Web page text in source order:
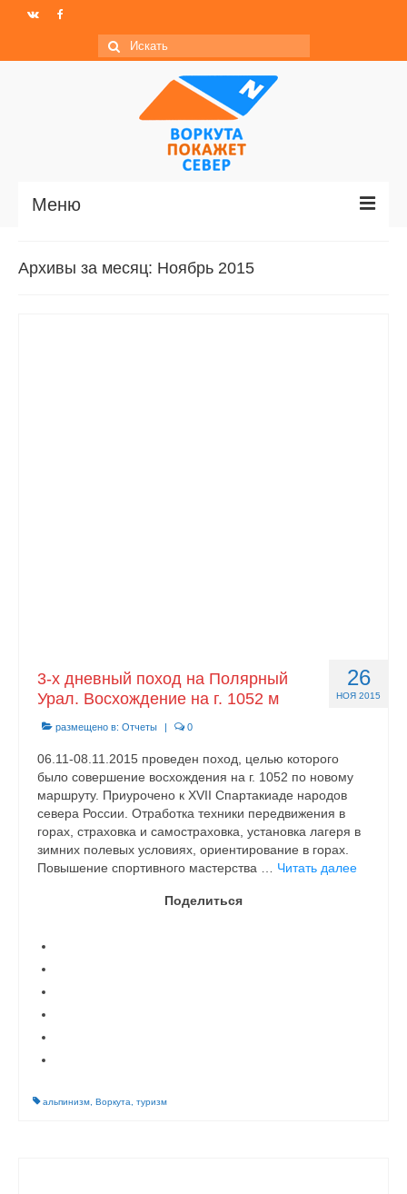
Искать:
Меню
Архивы за месяц: Ноябрь 2015
26
НОЯ 2015
3-х дневный поход на Полярный
Урал. Восхождение на г. 1052 м
размещено в: Отчеты | 0
06.11-08.11.2015 проведен поход, целью которого
было совершение восхождения на г. 1052 по новому
маршруту. Приурочено к XVII Спартакиаде народов
севера России. Отработка техники передвижения в
горах, страховка и самостраховка, установка лагеря в
зимних полевых условиях, ориентирование в горах.
Повышение спортивного мастерства … Читать далее
Поделиться
альпинизм Воркута туризм